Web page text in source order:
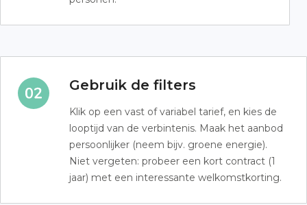
Gebruik de filters
Klik op een vast of variabel tarief, en kies de
looptijd van de verbintenis. Maak het aanbod
persoonlijker (neem bijv. groene energie).
Niet vergeten: probeer een kort contract (1
jaar) met een interessante welkomstkorting.